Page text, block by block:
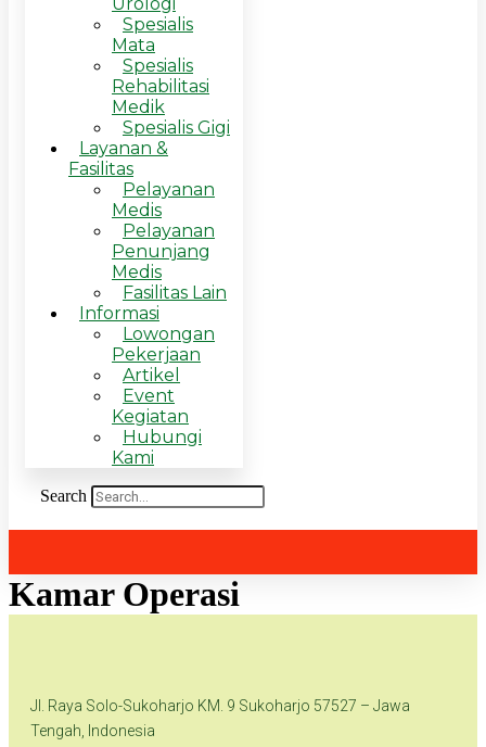
Spesialis
Mata
Spesialis
Rehabilitasi
Medik
Spesialis Gigi
Layanan &
Fasilitas
Pelayanan
Medis
Pelayanan
Penunjang
Medis
Fasilitas Lain
Informasi
Lowongan
Pekerjaan
Artikel
Event
Kegiatan
Hubungi
Kami
Search
Kamar Operasi
Jl. Raya Solo-Sukoharjo KM. 9 Sukoharjo 57527 – Jawa
Tengah, Indonesia